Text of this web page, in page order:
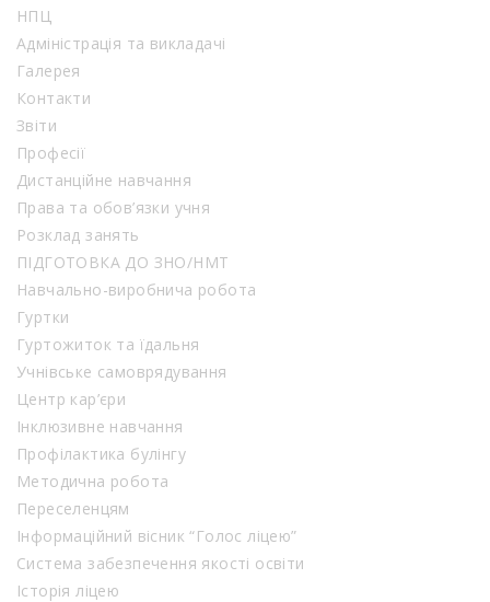
НПЦ
Адміністрація та викладачі
Галерея
Контакти
Звіти
Професії
Дистанційне навчання
Права та обов’язки учня
Розклад занять
ПІДГОТОВКА ДО ЗНО/НМТ
Навчально-виробнича робота
Гуртки
Гуртожиток та їдальня
Учнівське самоврядування
Центр кар’єри
Інклюзивне навчання
Профілактика булінгу
Методична робота
Переселенцям
Інформаційний вісник “Голос ліцею”
Система забезпечення якості освіти
Історія ліцею